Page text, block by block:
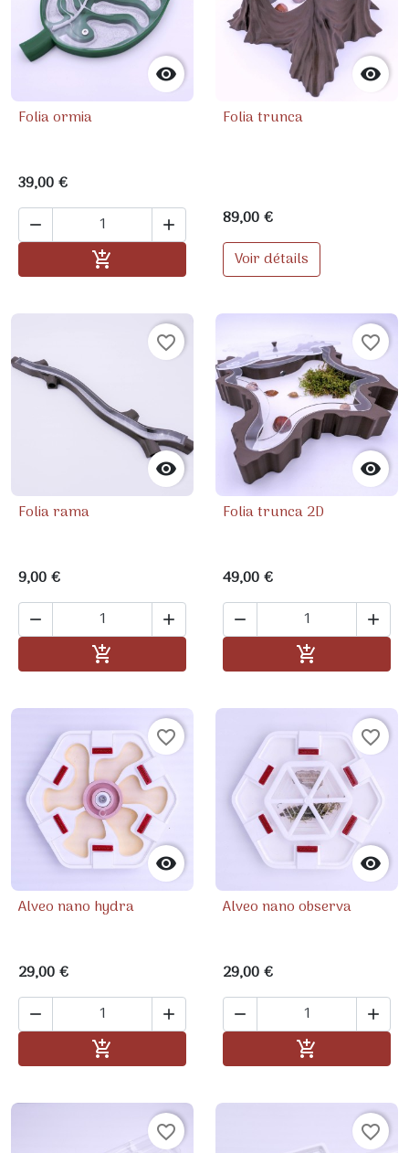

Folia ormia
39,00 €
 


Folia trunca
89,00 €
Voir détails

favorite_border
Folia rama
9,00 €
 


favorite_border
Folia trunca 2D
49,00 €
 


favorite_border
Alveo nano hydra
29,00 €
 


favorite_border
Alveo nano observa
29,00 €
 

favorite_border favorite_border